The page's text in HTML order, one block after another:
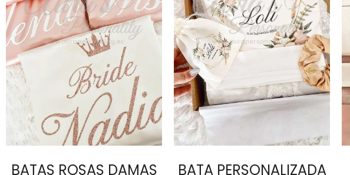
BATAS ROSAS DAMAS BATA PERSONALIZADA